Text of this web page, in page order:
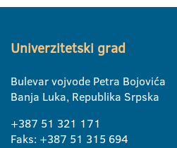
Univerzitetski grad
Bulevar vojvode Petra Bojovića
Banja Luka, Republika Srpska
+387 51 321 171
Faks: +387 51 315 694